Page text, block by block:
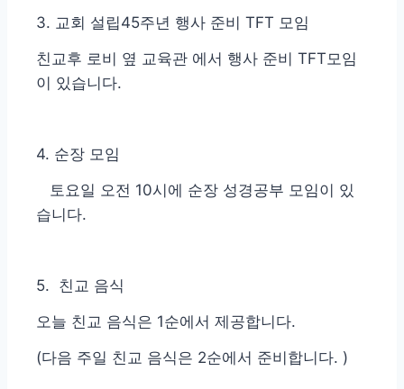
3. 교회 설립45주년 행사 준비 TFT 모임
친교후 로비 옆 교육관 에서 행사 준비 TFT모임
이 있습니다.
4. 순장 모임
토요일 오전 10시에 순장 성경공부 모임이 있
습니다.
5. 친교 음식
오늘 친교 음식은 1순에서 제공합니다.
(다음 주일 친교 음식은 2순에서 준비합니다. )